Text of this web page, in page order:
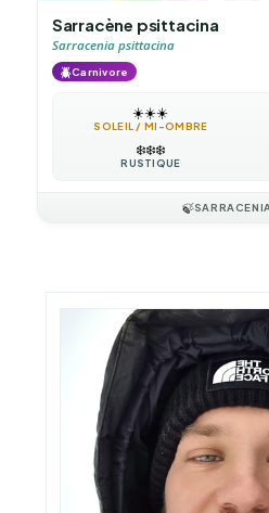
Sarracène psittacina
Sarracenia psittacina
🪲Carnivore
☀️☀️☀️
SOLEIL / MI-OMBRE
❄️❄️❄️
RUSTIQUE
🍃